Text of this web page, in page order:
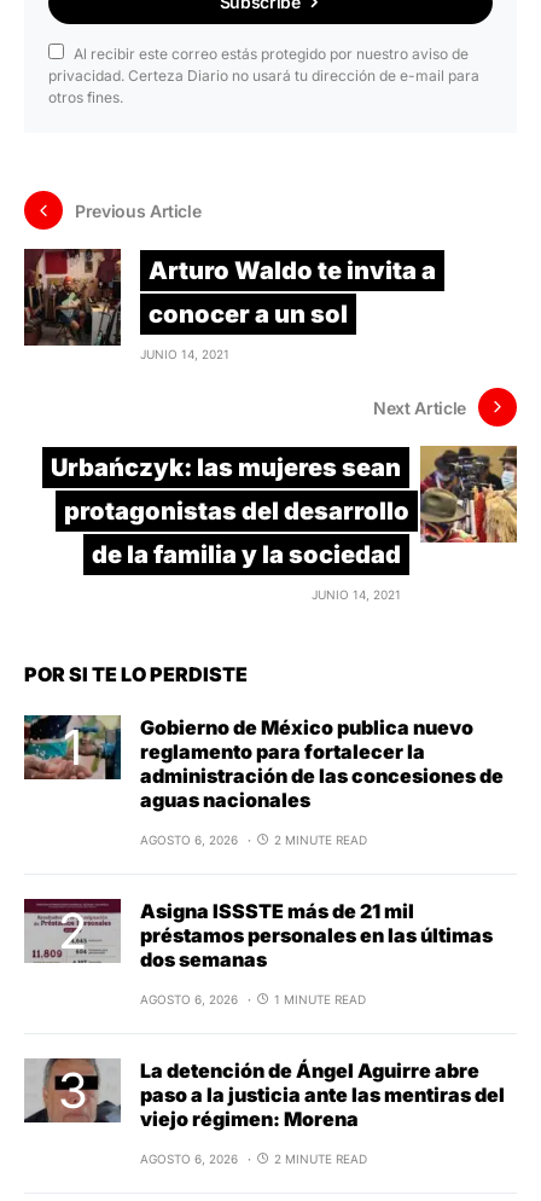
Al recibir este correo estás protegido por nuestro aviso de
privacidad. Certeza Diario no usará tu dirección de e-mail para
otros fines.
Previous Article
Arturo Waldo te invita a
conocer a un sol
JUNIO 14, 2021
Next Article
Urbańczyk: las mujeres sean
protagonistas del desarrollo
de la familia y la sociedad
JUNIO 14, 2021
POR SI TE LO PERDISTE
Gobierno de México publica nuevo
reglamento para fortalecer la
administración de las concesiones de
aguas nacionales
AGOSTO 6, 2026 2 MINUTE READ
Asigna ISSSTE más de 21 mil
préstamos personales en las últimas
dos semanas
AGOSTO 6, 2026 1 MINUTE READ
La detención de Ángel Aguirre abre
paso a la justicia ante las mentiras del
viejo régimen: Morena
AGOSTO 6, 2026 2 MINUTE READ